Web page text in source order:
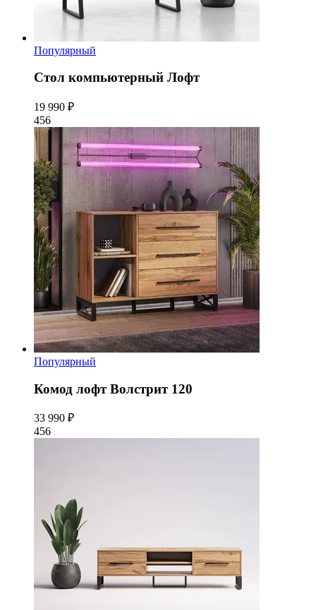
Популярный
Стол компьютерный Лофт
19 990 ₽
456
Популярный
Комод лофт Волстрит 120
33 990 ₽
456